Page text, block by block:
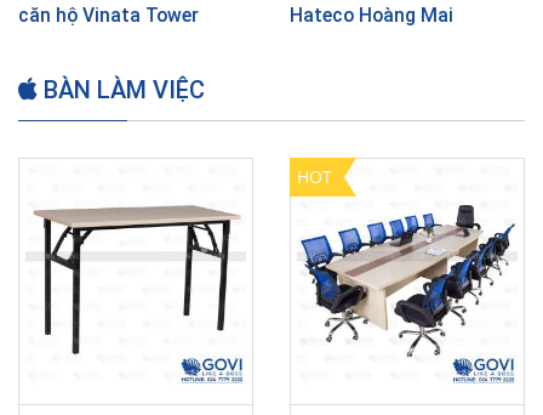
căn hộ Vinata Tower
Hateco Hoàng Mai
BÀN LÀM VIỆC
HOT